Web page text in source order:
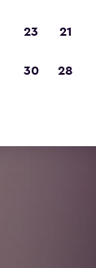
23
30
21
28